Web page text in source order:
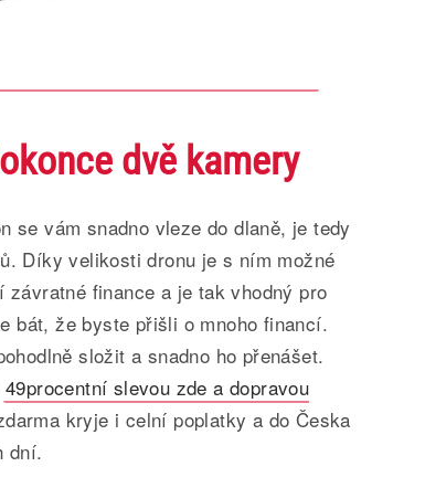
dvě kamery
se vám snadno vleze do dlaně, je tedy
Díky velikosti dronu je s ním možné
finance a je tak vhodný pro
bát, že byste přišli o mnoho financí.
složit a snadno ho přenášet.
49procentní slevou zde a dopravou
kryje i celní poplatky a do Česka
dní.